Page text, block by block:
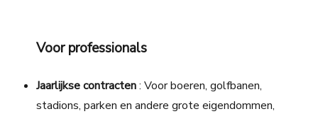
Voor professionals
Jaarlijkse contracten: Voor boeren, golfbanen,
stadions, parken en andere grote eigendommen,